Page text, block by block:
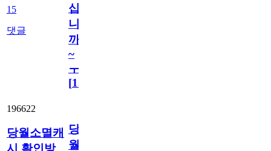
15
댓글
십
니
까
~
ㅜ
[15
196622
당월소멸캐
시 확인방
당
월